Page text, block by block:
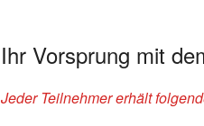
Ihr Vorsprung mit
Jeder Teilnehmer erhält